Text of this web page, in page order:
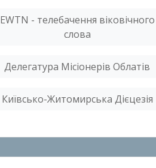
EWTN - телебачення віковічного
слова
Делегатура Місіонерів Облатів
Київсько-Житомирська Дієцезія